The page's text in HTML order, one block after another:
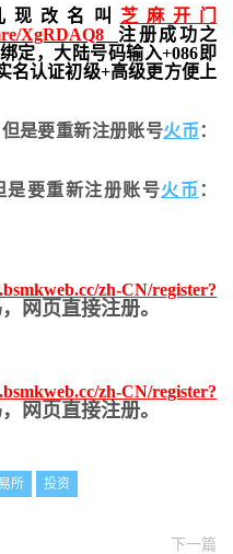
现改名叫 芝麻开门
XgRDAQ8
注册成功之
定，大陆号码输入+086即
名认证初级+高级更方便上
是要重新注册账号火币 ：
是要重新注册账号火币 ：
zh-CN/register?
网页直接注册。
zh-CN/register?
网页直接注册。
所 投资
下一篇